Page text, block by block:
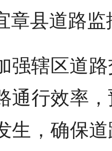
章县道路
强辖区道
通行效率
生，确保道